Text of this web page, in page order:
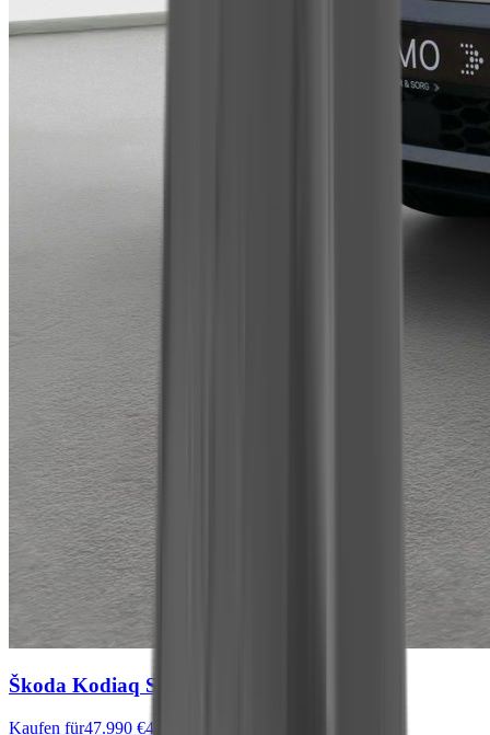
Škoda Kodiaq Selection
Kaufen für47.990 €49.490 €